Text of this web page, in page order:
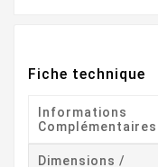
Fiche technique
Informations
Complémentaires
Dimensions /